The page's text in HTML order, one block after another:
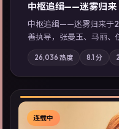
中枢追缉——迷雾归来
中枢追缉——迷雾归来于
善执导，张曼玉、马丽、
轴，记忆碎片重组后，主
影与配乐强化地域气质；
剧在线看」延展检索同类
26,036 热度 8.1 分
连载中